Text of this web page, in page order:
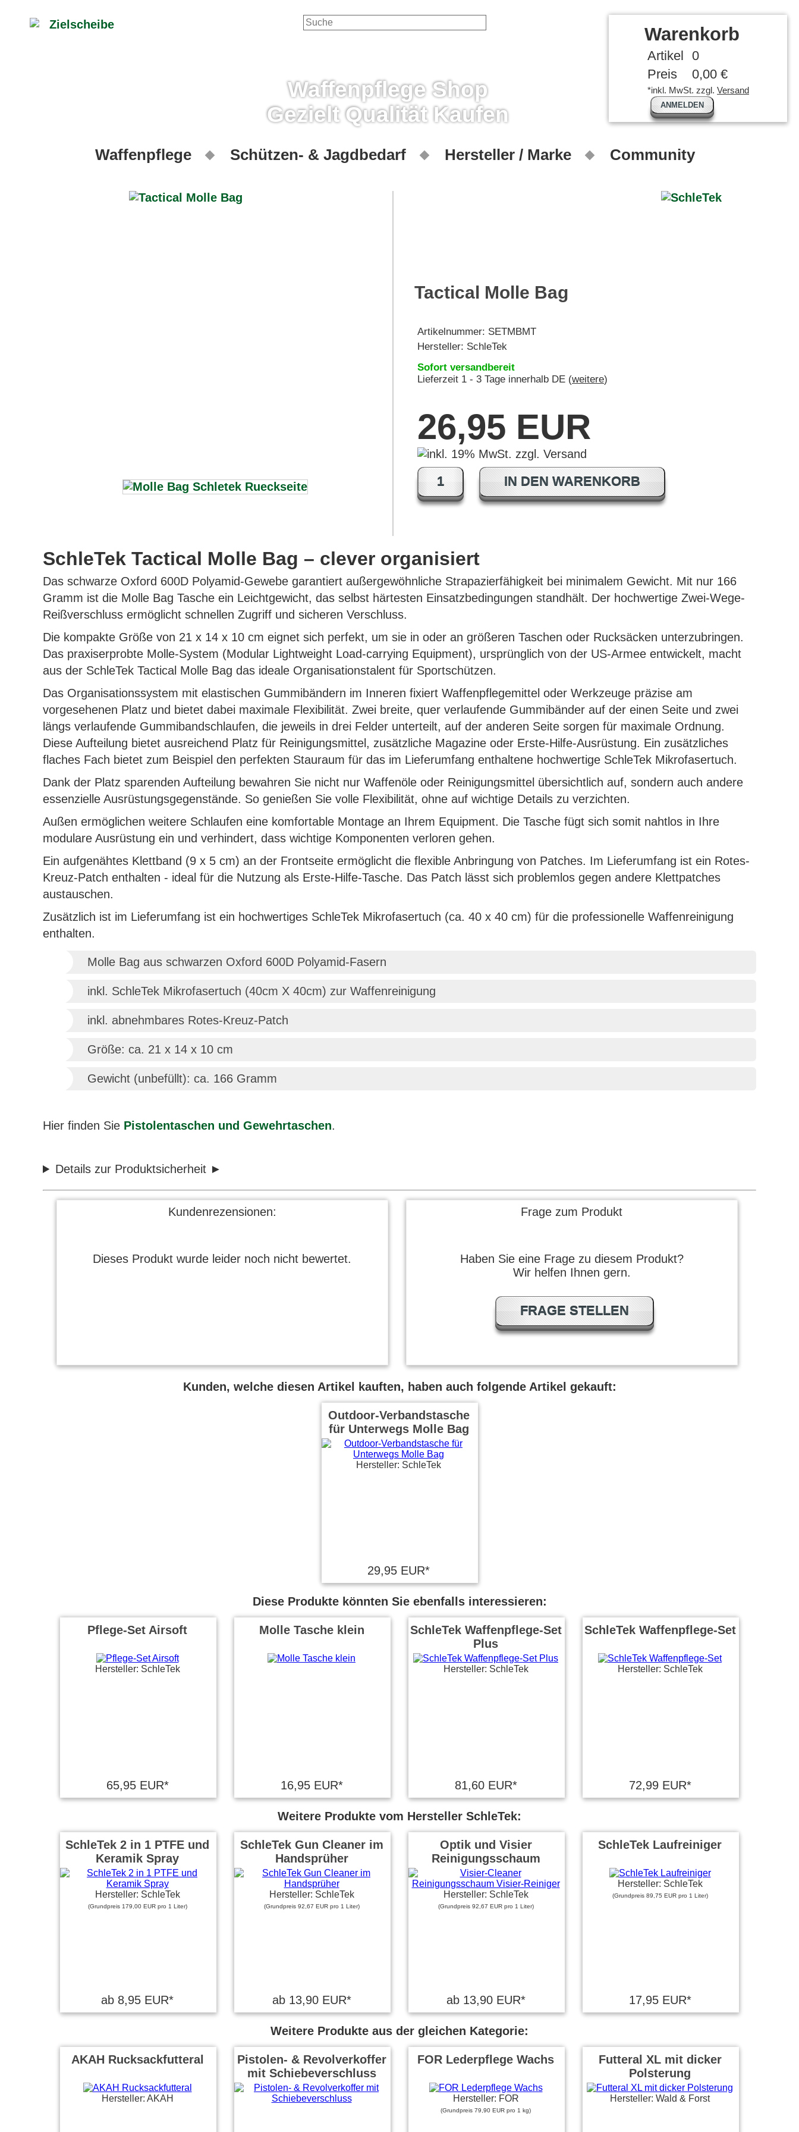
Waffenpflege Shop
Gezielt Qualität Kaufen
Warenkorb
Artikel 0
Preis
0,00 €
*inkl. MwSt. zzgl. Versand
ANMELDEN
Waffenpflege Schützen- & Jagdbedarf Hersteller / Marke Community
Tactical Molle Bag
Artikelnummer: SETMBMT
Hersteller: SchleTek
Sofort versandbereit
Lieferzeit 1 - 3 Tage innerhalb DE (weitere)
26,95 EUR
IN DEN WARENKORB
SchleTek Tactical Molle Bag – clever organisiert
Das schwarze Oxford 600D Polyamid-Gewebe garantiert außergewöhnliche Strapazierfähigkeit bei minimalem Gewicht. Mit nur 166
Gramm ist die Molle Bag Tasche ein Leichtgewicht, das selbst härtesten Einsatzbedingungen standhält. Der hochwertige Zwei-Wege-
Reißverschluss ermöglicht schnellen Zugriff und sicheren Verschluss.
Die kompakte Größe von 21 x 14 x 10 cm eignet sich perfekt, um sie in oder an größeren Taschen oder Rucksäcken unterzubringen.
Das praxiserprobte Molle-System (Modular Lightweight Load-carrying Equipment), ursprünglich von der US-Armee entwickelt, macht
aus der SchleTek Tactical Molle Bag das ideale Organisationstalent für Sportschützen.
Das Organisationssystem mit elastischen Gummibändern im Inneren fixiert Waffenpflegemittel oder Werkzeuge präzise am
vorgesehenen Platz und bietet dabei maximale Flexibilität. Zwei breite, quer verlaufende Gummibänder auf der einen Seite und zwei
längs verlaufende Gummibandschlaufen, die jeweils in drei Felder unterteilt, auf der anderen Seite sorgen für maximale Ordnung.
Diese Aufteilung bietet ausreichend Platz für Reinigungsmittel, zusätzliche Magazine oder Erste-Hilfe-Ausrüstung. Ein zusätzliches
flaches Fach bietet zum Beispiel den perfekten Stauraum für das im Lieferumfang enthaltene hochwertige SchleTek Mikrofasertuch.
Dank der Platz sparenden Aufteilung bewahren Sie nicht nur Waffenöle oder Reinigungsmittel übersichtlich auf, sondern auch andere
essenzielle Ausrüstungsgegenstände. So genießen Sie volle Flexibilität, ohne auf wichtige Details zu verzichten.
Außen ermöglichen weitere Schlaufen eine komfortable Montage an Ihrem Equipment. Die Tasche fügt sich somit nahtlos in Ihre
modulare Ausrüstung ein und verhindert, dass wichtige Komponenten verloren gehen.
Ein aufgenähtes Klettband (9 x 5 cm) an der Frontseite ermöglicht die flexible Anbringung von Patches. Im Lieferumfang ist ein Rotes-
Kreuz-Patch enthalten - ideal für die Nutzung als Erste-Hilfe-Tasche. Das Patch lässt sich problemlos gegen andere Klettpatches
austauschen.
Zusätzlich ist im Lieferumfang ist ein hochwertiges SchleTek Mikrofasertuch (ca. 40 x 40 cm) für die professionelle Waffenreinigung
enthalten.
Molle Bag aus schwarzen Oxford 600D Polyamid-Fasern
inkl. SchleTek Mikrofasertuch (40cm X 40cm) zur Waffenreinigung
inkl. abnehmbares Rotes-Kreuz-Patch
Größe: ca. 21 x 14 x 10 cm
Gewicht (unbefüllt): ca. 166 Gramm
Hier finden Sie Pistolentaschen und Gewehrtaschen.
Details zur Produktsicherheit
Kundenrezensionen:
Dieses Produkt wurde leider noch nicht bewertet.
Frage zum Produkt
Haben Sie eine Frage zu diesem Produkt?
Wir helfen Ihnen gern.
FRAGE STELLEN
Kunden, welche diesen Artikel kauften, haben auch folgende Artikel gekauft:
Outdoor-Verbandstasche
für Unterwegs Molle Bag
Hersteller: SchleTek
29,95 EUR*
Diese Produkte könnten Sie ebenfalls interessieren:
Pflege-Set Airsoft
Hersteller: SchleTek
65,95 EUR*
Molle Tasche klein
16,95 EUR*
SchleTek Waffenpflege-Set
Plus
Hersteller: SchleTek
81,60 EUR*
SchleTek Waffenpflege-Set
Hersteller: SchleTek
72,99 EUR*
Weitere Produkte vom Hersteller SchleTek:
SchleTek 2 in 1 PTFE und
Keramik Spray
Hersteller: SchleTek
(Grundpreis 179,00 EUR pro 1 Liter)
ab 8,95 EUR*
SchleTek Gun Cleaner im
Handsprüher
Hersteller: SchleTek
(Grundpreis 92,67 EUR pro 1 Liter)
ab 13,90 EUR*
Optik und Visier
Reinigungsschaum
Hersteller: SchleTek
(Grundpreis 92,67 EUR pro 1 Liter)
ab 13,90 EUR*
SchleTek Laufreiniger
Hersteller: SchleTek
(Grundpreis 89,75 EUR pro 1 Liter)
17,95 EUR*
Weitere Produkte aus der gleichen Kategorie:
AKAH Rucksackfutteral
Hersteller: AKAH
Pistolen- & Revolverkoffer
mit Schiebeverschluss
FOR Lederpflege Wachs
Hersteller: FOR
(Grundpreis 79,90 EUR pro 1 kg)
Futteral XL mit dicker
Polsterung
Hersteller: Wald & Forst